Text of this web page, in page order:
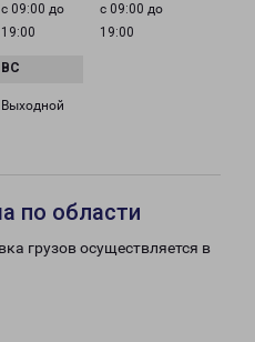
с 09:00 до
19:00
с 09:00 до
19:00
Выходной
по области
грузов осуществляется в